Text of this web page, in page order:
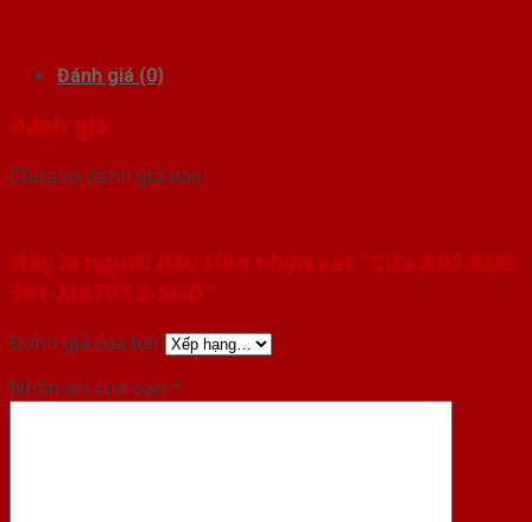
Đánh giá (0)
Đánh giá
Chưa có đánh giá nào.
Hãy là người đầu tiên nhận xét “Cửa ABS KOS
301-M8707 3-SGD”
Đánh giá của bạn
Nhận xét của bạn *